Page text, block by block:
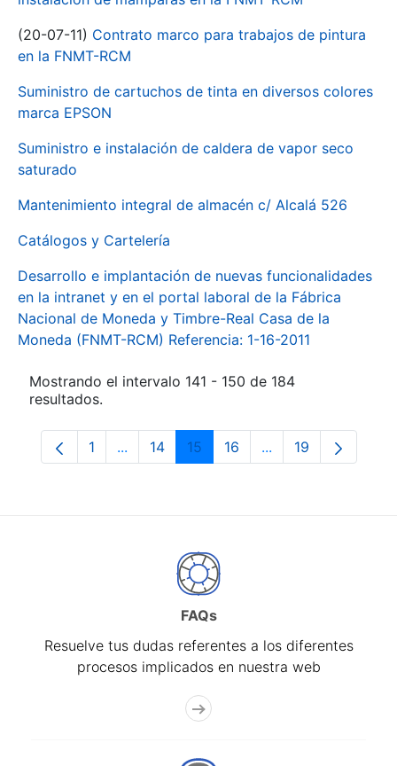
(20-07-11) Contrato marco para trabajos de pintura
en la FNMT-RCM
Suministro de cartuchos de tinta en diversos colores
marca EPSON
Suministro e instalación de caldera de vapor seco
saturado
Mantenimiento integral de almacén c/ Alcalá 526
Catálogos y Cartelería
Desarrollo e implantación de nuevas funcionalidades
en la intranet y en el portal laboral de la Fábrica
Nacional de Moneda y Timbre-Real Casa de la
Moneda (FNMT-RCM) Referencia: 1-16-2011
Mostrando el intervalo 141 - 150 de 184
resultados.
Página
1 ...Páginas intermedias Use TAB para
Página
14 Página
15 Página
16 ...PáginasPágina
19
FAQs
Resuelve tus dudas referentes a los diferentes
procesos implicados en nuestra web